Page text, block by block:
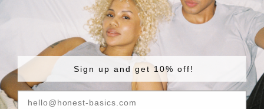
Sign up and get 10% off!